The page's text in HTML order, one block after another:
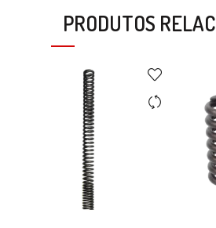
PRODUTOS